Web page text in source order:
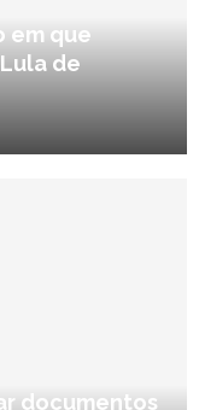
em que
de
documentos